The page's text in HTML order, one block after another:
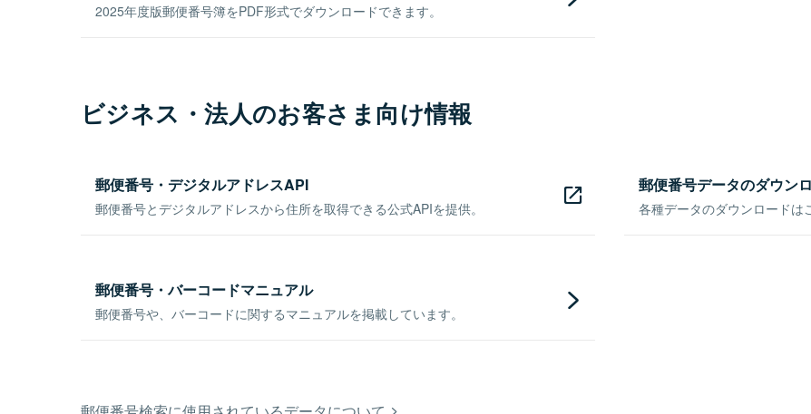
2025年度版郵便番号簿をPDF形式でダウンロードできます。
ビジネス・法人のお客さま向け情報
郵便番号・デジタルアドレスAPI
郵便番号とデジタルアドレスから住所を取得できる公式APIを提供。
郵便番号データのダウン
各種データのダウンロードは
郵便番号・バーコードマニュアル
郵便番号や、バーコードに関するマニュアルを掲載しています。